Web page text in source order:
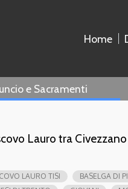
Home
e Sacramenti
Lauro tra
LAURO TISI BASELGA DI